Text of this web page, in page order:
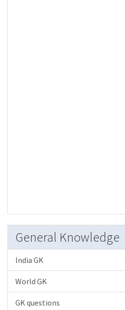
General Knowledge
India GK
World GK
GK questions